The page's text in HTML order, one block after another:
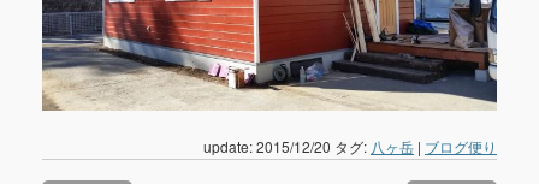
update: 2015/12/20 タグ: 八ヶ岳 | ブログ便り